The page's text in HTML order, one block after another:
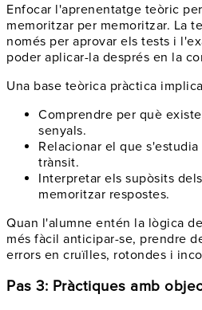
Enfocar l'aprenentatge teòric
memoritzar per memoritzar. La
només per aprovar els tests i
poder aplicar-la després en la
Una base teòrica pràctica
Comprendre per què
senyals.
Relacionar el que
trànsit.
Interpretar els supòsits
memoritzar respostes.
Quan l'alumne entén la lògica
més fàcil anticipar-se, prendre
errors en cruïlles, rotondes i
Pas 3: Pràctiques amb